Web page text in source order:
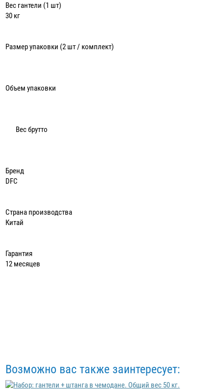
Вес гантели (1 шт)
30 кг
Размер упаковки (2 шт / комплект)
Объем упаковки
Вес брутто
Бренд
DFC
Страна производства
Китай
Гарантия
12 месяцев
Возможно вас также заинтересует: